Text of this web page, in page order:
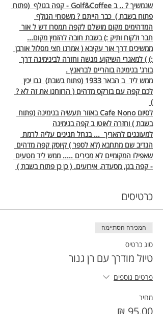
שנמשיך ? .. ב Golf&Coffee - קפה בגולף  (פתוח
פתוח בשבת )  כבר הייתם ? משטחי הגולף
המדהימים מקום מושלם לקפה תמסרו דש ל אור
חבר ולקוח ותיק :) בשבת חובה להזמין מקום...
ממשיכים דרך אור עקיבא ( אמרנו חצי מסלול אורבן
:) ) למאגרי השיקוע מנשה וחזרה לבינימינה דרך
בורג' בנימינה בוהריים לבראנץ .
ממש ליד  ב הבאר 1933 (פתוח בשבת)  נבו יכין
לכם קפה עם בורקס מדהים ( הרווחנו את זה לא ?
)
לסיום Cafe Nono באזור תעשיה בנימינה (פתוח
בשבת ) וחזרה לאוטו ב קפה בנימינה
למעוננים להאריך  ... בנחל תנינים עליה לרמת
הנדיב שם מתחבא (לא לספר ) קיוסק קפה מדהים
שאפילו המקומיים לא מכירים ..... ממש ליד מטעים
- קפה בגן, מסעדה, אירועים. ( כן כן פתוח בשבת )
כרטיסים
המכירה הסתיימה
סוג כרטיס
טיול מודרך עם רן גנור
פרטים נוספים
מחיר